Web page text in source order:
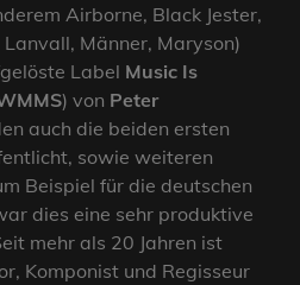
Airborne, Black Jester,
Männer, Maryson)
Label Music Is
) von Peter
auch die beiden ersten
sowie weiteren
Beispiel für die deutschen
dies eine sehr produktive
mehr als 20 Jahren ist
Komponist und Regisseur